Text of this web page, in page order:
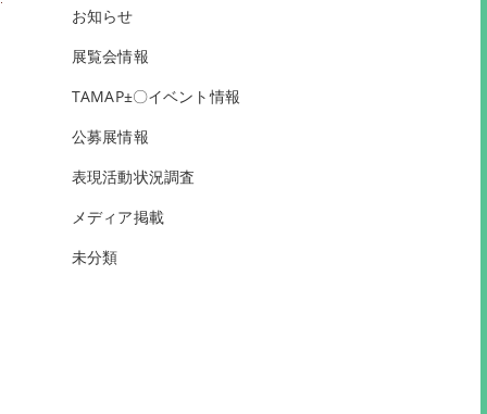
お知らせ
展覧会情報
TAMAP±〇イベント情報
公募展情報
表現活動状況調査
メディア掲載
未分類